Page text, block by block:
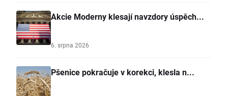
Akcie Moderny klesají navzdory úspěch...
6. srpna 2026
Pšenice pokračuje v korekci, klesla n...